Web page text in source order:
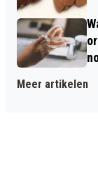
Meer artikelen